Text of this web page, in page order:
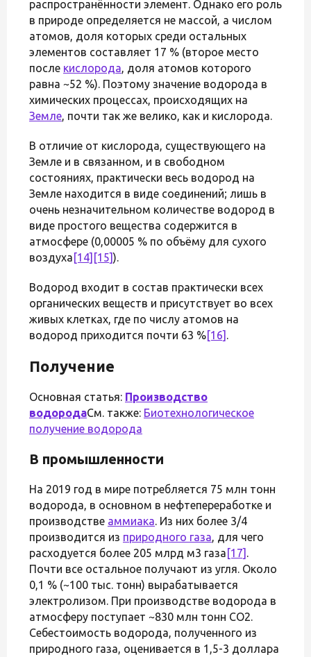
распространённости элемент. Однако его роль
в природе определяется не массой, а числом
атомов, доля которых среди остальных
элементов составляет 17 % (второе место
после кислорода, доля атомов которого
равна ~52 %). Поэтому значение водорода в
химических процессах, происходящих на
Земле, почти так же велико, как и кислорода.
В отличие от кислорода, существующего на
Земле и в связанном, и в свободном
состояниях, практически весь водород на
Земле находится в виде соединений; лишь в
очень незначительном количестве водород в
виде простого вещества содержится в
атмосфере (0,00005 % по объёму для сухого
воздуха [14] [15]).
Водород входит в состав практически всех
органических веществ и присутствует во всех
живых клетках, где по числу атомов на
водород приходится почти 63 %[16] .
Получение
Основная статья: Производство
водородаСм. также: Биотехнологическое
получение водорода
В промышленности
На 2019 год в мире потребляется 75 млн тонн
водорода, в основном в нефтепереработке и
производстве аммиака. Из них более 3/4
производится из природного газа, для чего
расходуется более 205 млрд м3 газа [17] .
Почти все остальное получают из угля. Около
0,1 % (~100 тыс. тонн) вырабатывается
электролизом. При производстве водорода в
атмосферу поступает ~830 млн тонн CO2.
Себестоимость водорода, полученного из
природного газа, оценивается в 1,5-3 доллара